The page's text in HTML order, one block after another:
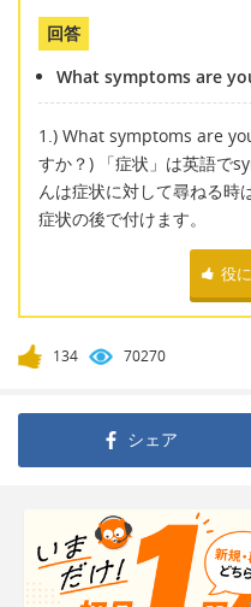
回答
What symptoms are
1.) What symptoms are
すか？) 「症状」は英語で
んは症状に対して尋ねる
症状の後で付けます。
役
134 70270
シェア